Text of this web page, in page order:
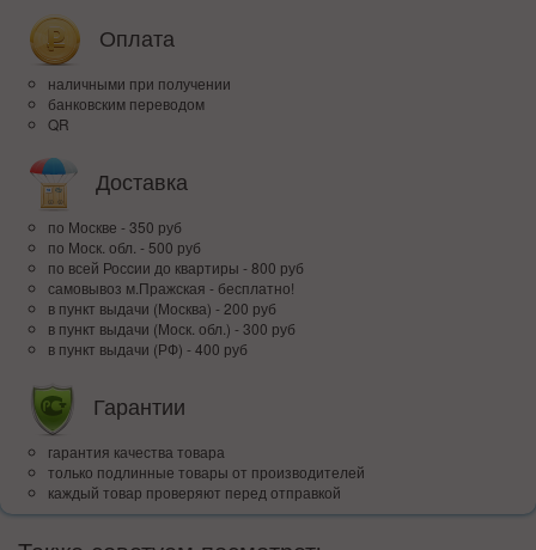
Оплата
наличными при получении
банковским переводом
QR
Доставка
по Москве - 350 руб
по Моск. обл. - 500 руб
по всей Росcии до квартиры - 800 руб
самовывоз м.Пражская - бесплатно!
в пункт выдачи (Москва) - 200 руб
в пункт выдачи (Моск. обл.) - 300 руб
в пункт выдачи (РФ) - 400 руб
Гарантии
гарантия качества товара
только подлинные товары от производителей
каждый товар проверяют перед отправкой